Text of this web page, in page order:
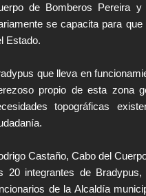
de Bomberos Pereira y
se capacita para
Estado.
que lleva en
propio de esta zona
topográficas
Castaño, Cabo del
20 integrantes de
de la Alcaldía